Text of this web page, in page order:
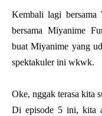
Kembali lagi bersama
bersama Miyanime
buat Miyanime yang
spektakuler ini wkwk.
Oke, nggak terasa kita
Di episode 5 ini, kita